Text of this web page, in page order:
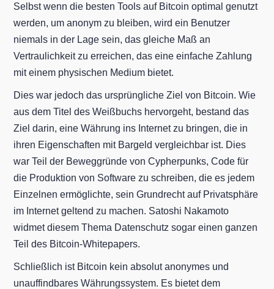
Selbst wenn die besten Tools auf Bitcoin optimal genutzt
werden, um anonym zu bleiben, wird ein Benutzer
niemals in der Lage sein, das gleiche Maß an
Vertraulichkeit zu erreichen, das eine einfache Zahlung
mit einem physischen Medium bietet.
Dies war jedoch das ursprüngliche Ziel von Bitcoin. Wie
aus dem Titel des Weißbuchs hervorgeht, bestand das
Ziel darin, eine Währung ins Internet zu bringen, die in
ihren Eigenschaften mit Bargeld vergleichbar ist. Dies
war Teil der Beweggründe von Cypherpunks, Code für
die Produktion von Software zu schreiben, die es jedem
Einzelnen ermöglichte, sein Grundrecht auf Privatsphäre
im Internet geltend zu machen. Satoshi Nakamoto
widmet diesem Thema Datenschutz sogar einen ganzen
Teil des Bitcoin-Whitepapers.
Schließlich ist Bitcoin kein absolut anonymes und
unauffindbares Währungssystem. Es bietet dem